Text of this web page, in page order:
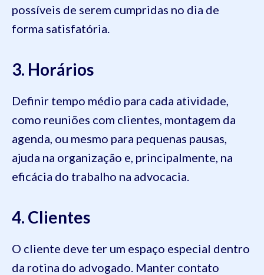
possíveis de serem cumpridas no dia de
forma satisfatória.
3. Horários
Definir tempo médio para cada atividade,
como reuniões com clientes, montagem da
agenda, ou mesmo para pequenas pausas,
ajuda na organização e, principalmente, na
eficácia do trabalho na advocacia.
4. Clientes
O cliente deve ter um espaço especial dentro
da rotina do advogado. Manter contato